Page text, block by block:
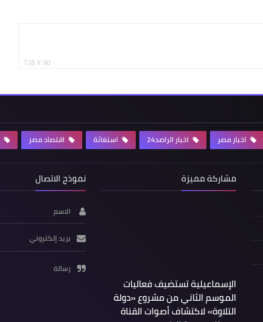
اخبار مصر اخبار الراصد24 استغاثة اقتصاد مصر
مشاركة مميزة
الإسماعيلية تستضيف فعاليات
الموسم الثاني من مشروع «دولة
نموذج الاتصال
الاسم
بريد إلكتروني
رسالة